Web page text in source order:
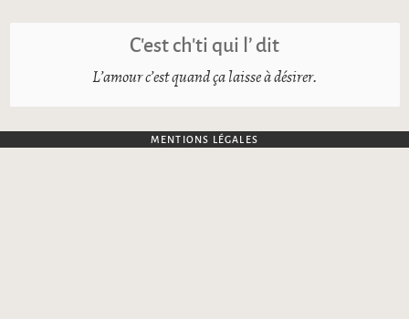
C’est ch’ti qui l’ dit
L’amour c’est quand ça laisse à désirer.
MENTIONS LÉGALES